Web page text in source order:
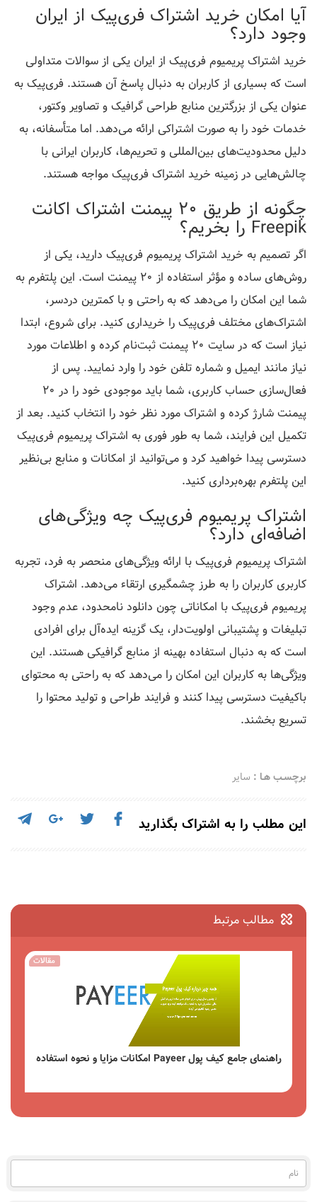
آیا امکان خرید اشتراک فری‌پیک از ایران
وجود دارد؟
خرید اشتراک پریمیوم فری‌پیک از ایران یکی از سوالات متداولی
است که بسیاری از کاربران به دنبال پاسخ آن هستند. فری‌پیک به
عنوان یکی از بزرگترین منابع طراحی گرافیک و تصاویر وکتور،
خدمات خود را به صورت اشتراکی ارائه می‌دهد. اما متأسفانه، به
دلیل محدودیت‌های بین‌المللی و تحریم‌ها، کاربران ایرانی با
چالش‌هایی در زمینه خرید اشتراک فری‌پیک مواجه هستند.
چگونه از طریق 20 پیمنت اشتراک اکانت
Freepik را بخریم؟
اگر تصمیم به خرید اشتراک پریمیوم فری‌پیک دارید، یکی از
روش‌های ساده و مؤثر استفاده از 20 پیمنت است. این پلتفرم به
شما این امکان را می‌دهد که به راحتی و با کمترین دردسر،
اشتراک‌های مختلف فری‌پیک را خریداری کنید. برای شروع، ابتدا
نیاز است که در سایت 20 پیمنت ثبت‌نام کرده و اطلاعات مورد
نیاز مانند ایمیل و شماره تلفن خود را وارد نمایید. پس از
فعال‌سازی حساب کاربری، شما باید موجودی خود را در 20
پیمنت شارژ کرده و اشتراک مورد نظر خود را انتخاب کنید. بعد از
تکمیل این فرایند، شما به طور فوری به اشتراک پریمیوم فری‌پیک
دسترسی پیدا خواهید کرد و می‌توانید از امکانات و منابع بی‌نظیر
این پلتفرم بهره‌برداری کنید.
اشتراک پریمیوم فری‌پیک چه ویژگی‌های
اضافه‌ای دارد؟
اشتراک پریمیوم فری‌پیک با ارائه ویژگی‌های منحصر به فرد، تجربه
کاربری کاربران را به طرز چشمگیری ارتقاء می‌دهد. اشتراک
پریمیوم فری‌پیک با امکاناتی چون دانلود نامحدود، عدم وجود
تبلیغات و پشتیبانی اولویت‌دار، یک گزینه ایده‌آل برای افرادی
است که به دنبال استفاده بهینه از منابع گرافیکی هستند. این
ویژگی‌ها به کاربران این امکان را می‌دهد که به راحتی به محتوای
باکیفیت دسترسی پیدا کنند و فرایند طراحی و تولید محتوا را
تسریع بخشند.
برچسـب هـا : سایر
این مطلب را به اشتراک بگذارید
مطالب مرتبط
مقالات
راهنمای جامع کیف پول Payeer امکانات مزایا و نحوه استفاده
نام
(به